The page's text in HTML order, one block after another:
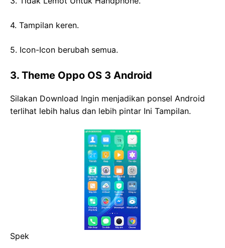
4. Tampilan keren.
5. Icon-Icon berubah semua.
3. Theme Oppo OS 3 Android
Silakan Download Ingin menjadikan ponsel Android
terlihat lebih halus dan lebih pintar Ini Tampilan.
Spek